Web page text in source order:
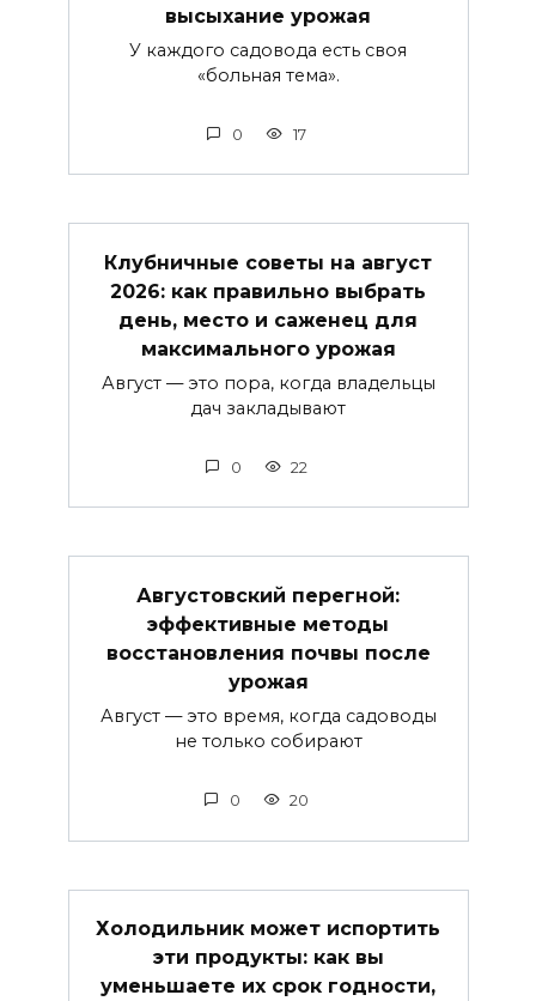
высыхание урожая
У каждого садовода есть своя
«больная тема».
0 17
Клубничные советы на август
2026: как правильно выбрать
день, место и саженец для
максимального урожая
Август — это пора, когда владельцы
дач закладывают
0 22
Августовский перегной:
эффективные методы
восстановления почвы после
урожая
Август — это время, когда садоводы
не только собирают
0 20
Холодильник может испортить
эти продукты: как вы
уменьшаете их срок годности,